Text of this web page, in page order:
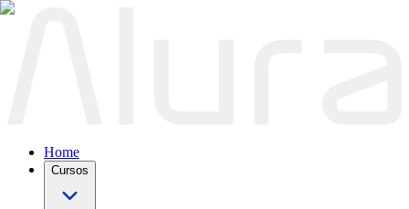
Home
Cursos